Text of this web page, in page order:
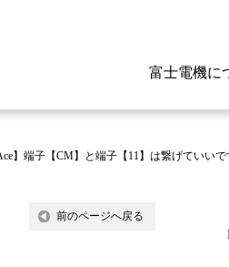
富士電機に
ご挨拶
駆動制御機器
経営情報
マテリアリティ
新卒採用情報
よくあるご質問
】端子【CM】と端子【11】は繋げていいで
前のページへ戻る